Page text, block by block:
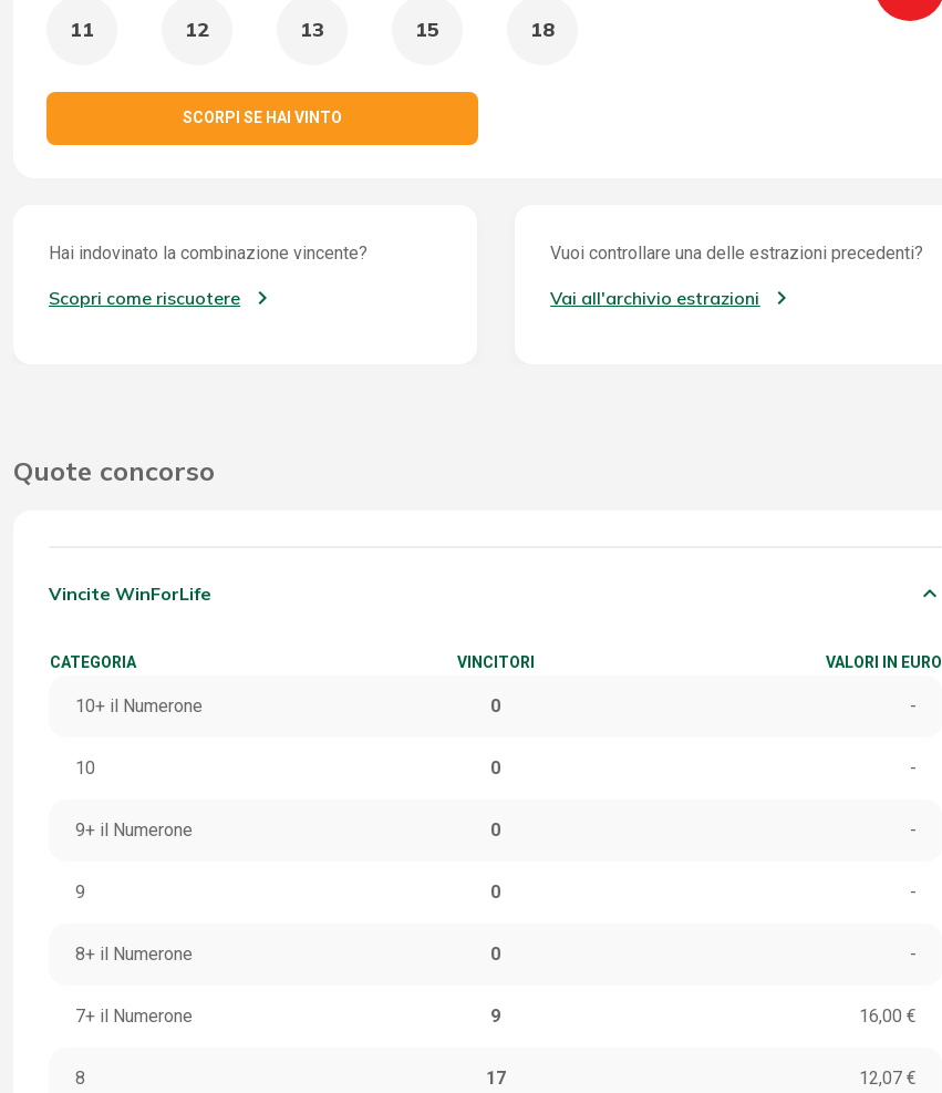
11 12 13 15 18
SCORPI SE HAI VINTO
Hai indovinato la combinazione vincente?
Scopri come riscuotere
Vuoi controllare una delle estrazioni precedenti?
Vai all'archivio estrazioni
Quote concorso
Vincite WinForLife keyboard_arrow_down
CATEGORIA VINCITORI VALORI IN EURO
10+ il Numerone 0 -
10 0 -
9+ il Numerone 0 -
9 0 -
8+ il Numerone 0 -
7+ il Numerone 9 16,00 €
8 17 12,07 €